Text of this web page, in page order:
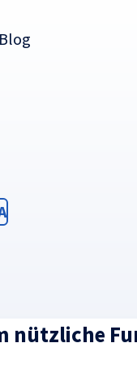
Blog
nützliche